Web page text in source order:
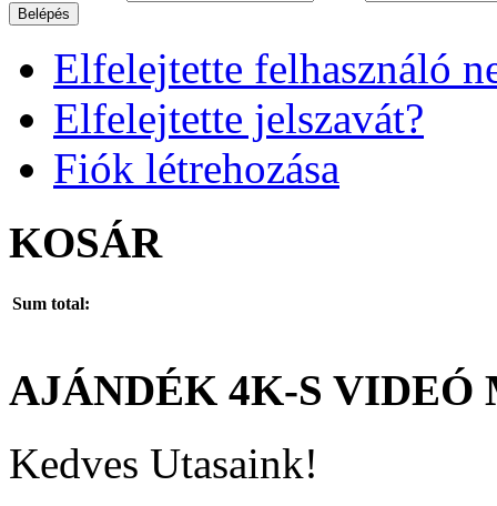
Belépés
Elfelejtette felhasználó
Elfelejtette jelszavát?
Fiók létrehozása
KOSÁR
Sum total:
AJÁNDÉK 4K-S VIDEÓ
Kedves Utasaink!